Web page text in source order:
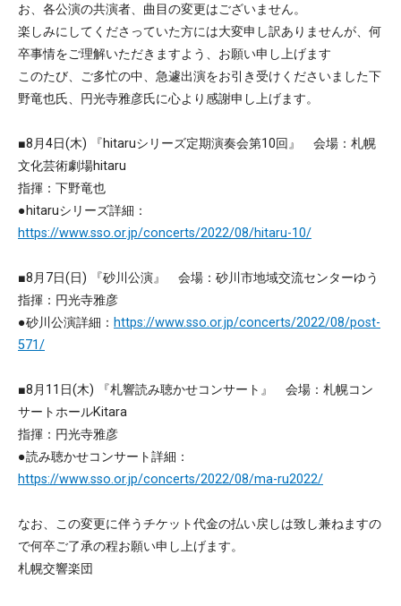
お、各公演の共演者、曲目の変更はございません。
楽しみにしてくださっていた方には大変申し訳ありませんが、何
卒事情をご理解いただきますよう、お願い申し上げます
このたび、ご多忙の中、急遽出演をお引き受けくださいました下
野竜也氏、円光寺雅彦氏に心より感謝申し上げます。
■8月4日(木) 『hitaruシリーズ定期演奏会第10回』 会場：札幌
文化芸術劇場hitaru
指揮：下野竜也
●hitaruシリーズ詳細：
https://www.sso.or.jp/concerts/2022/08/hitaru-10/
■8月7日(日) 『砂川公演』 会場：砂川市地域交流センターゆう
指揮：円光寺雅彦
●砂川公演詳細： https://www.sso.or.jp/concerts/2022/08/post-
571/
■8月11日(木) 『札響読み聴かせコンサート』 会場：札幌コン
サートホールKitara
指揮：円光寺雅彦
●読み聴かせコンサート詳細：
https://www.sso.or.jp/concerts/2022/08/ma-ru2022/
なお、この変更に伴うチケット代金の払い戻しは致し兼ねますの
で何卒ご了承の程お願い申し上げます。
札幌交響楽団